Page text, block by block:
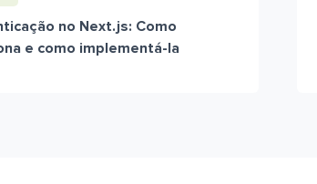
no Next.js: Como
e como implementá-la